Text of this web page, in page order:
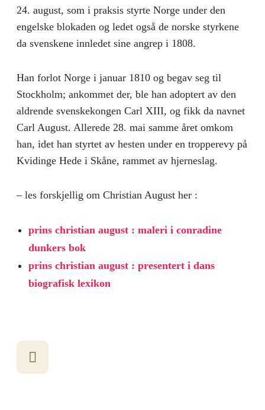
24. august, som i praksis styrte Norge under den
engelske blokaden og ledet også de norske styrkene
da svenskene innledet sine angrep i 1808.
Han forlot Norge i januar 1810 og begav seg til
Stockholm; ankommet der, ble han adoptert av den
aldrende svenskekongen Carl XIII, og fikk da navnet
Carl August. Allerede 28. mai samme året omkom
han, idet han styrtet av hesten under en tropperevy på
Kvidinge Hede i Skåne, rammet av hjerneslag.
– les forskjellig om Christian August her :
prins christian august : maleri i conradine
dunkers bok
prins christian august : presentert i dans
biografisk lexikon